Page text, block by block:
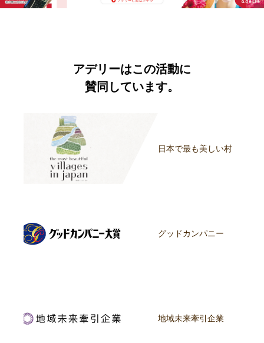
アデリーはこの活動に
賛同しています。
日本で最も美しい村
グッドカンパニー
地域未来牽引企業